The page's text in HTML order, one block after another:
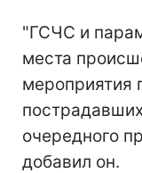
"ГСЧС и
места
мероприятия
очередного
добавил он.